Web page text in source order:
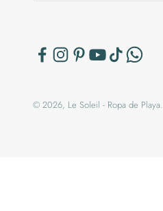
© 2026, Le Soleil - Ropa de Playa.